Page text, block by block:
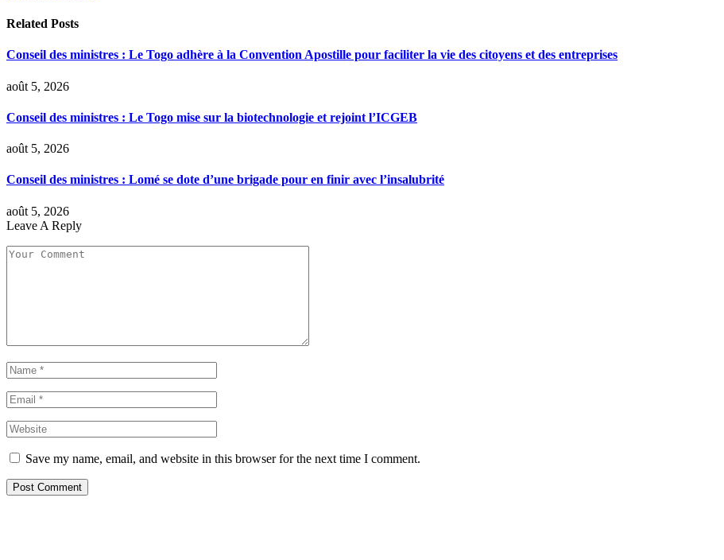
Related Posts
Conseil des ministres : Le Togo adhère à la Convention Apostille pour faciliter la vie des citoyens et des entreprises
août 5, 2026
Conseil des ministres : Le Togo mise sur la biotechnologie et rejoint l’ICGEB
août 5, 2026
Conseil des ministres : Lomé se dote d’une brigade pour en finir avec l’insalubrité
août 5, 2026
Leave A Reply
Save my name, email, and website in this browser for the next time I comment.